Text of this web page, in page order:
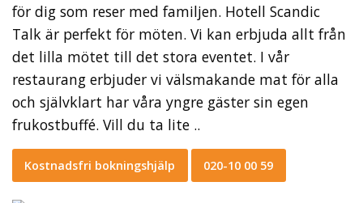
för dig som reser med familjen. Hotell Scandic
Talk är perfekt för möten. Vi kan erbjuda allt från
det lilla mötet till det stora eventet. I vår
restaurang erbjuder vi välsmakande mat för alla
och självklart har våra yngre gäster sin egen
frukostbuffé. Vill du ta lite ..
Kostnadsfri bokningshjälp 020-10 00 59